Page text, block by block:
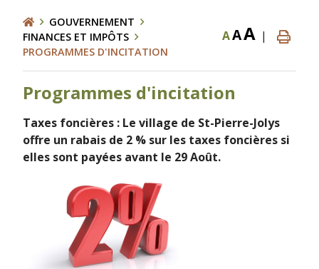
GOUVERNEMENT
FINANCES ET IMPÔTS
PROGRAMMES D'INCITATION
AAA |
Programmes d'incitation
Taxes foncières : Le village de St-Pierre-Jolys
offre un rabais de 2 % sur les taxes foncières si
elles sont payées avant le 29 Août.